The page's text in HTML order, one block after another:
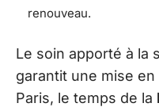
renouveau.
Le soin apporté à la
garantit une mise
Paris, le temps de la